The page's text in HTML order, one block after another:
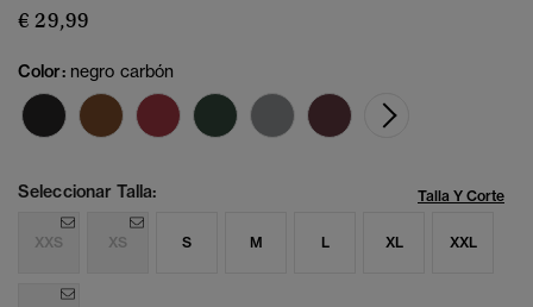
€ 29,99
Color: negro carbón
Seleccionar Talla: Talla Y Corte
XXS XS S M L XL XXL